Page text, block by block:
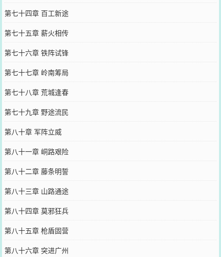
第七十四章 百工新途
第七十五章 薪火相传
第七十六章 铁阵试锋
第七十七章 岭南筹局
第七十八章 荒城逢春
第七十九章 野途流民
第八十章 军阵立威
第八十一章 峒路艰险
第八十二章 藤条明誓
第八十三章 山路通途
第八十四章 莫邪狂兵
第八十五章 枪盾固营
第八十六章 突进广州